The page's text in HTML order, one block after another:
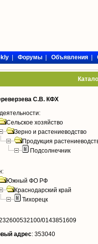
|Форумы|Объявления|
С.В. КФХ
Сельское хозяйство
Зерно и растениеводство
Продукция
Подсолнечник
Южный ФО РФ
Краснодарский край
Тихорецк
0143851609
адрес: 353040